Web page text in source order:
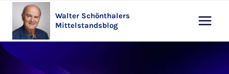
Inhalt
springen
Walter Schönthalers
Mittelstandsblog